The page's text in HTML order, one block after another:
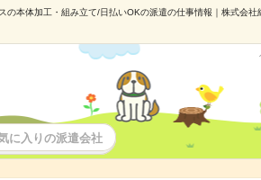
の本体加工・組み立て/日払いOKの派遣の仕事情報｜株式会
に入りの派遣会社